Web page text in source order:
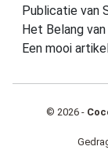
Publicatie van
Het Belang van
Een mooi
© 2026 -